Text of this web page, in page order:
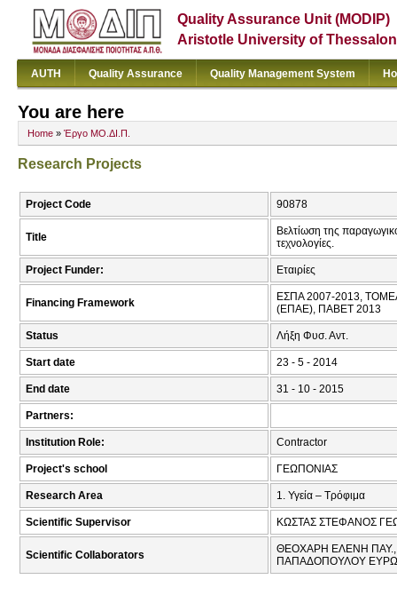
Quality Assurance Unit (MODIP)
Aristotle University of
AUTH Quality Assurance Quality Management System
You are here
Home » Έργο ΜΟ.ΔΙ.Π.
Research Projects
Project Code 90878
Title
Βελτίωση της
τεχνολογίες.
Project Funder: Εταιρίες
Financing Framework
ΕΣΠΑ 2007-2013,
(ΕΠΑΕ), ΠΑΒΕΤ 2013
Status Λήξη Φυσ. Αντ.
Start date 23 - 5 - 2014
End date 31 - 10 - 2015
Partners:
Institution Role: Contractor
Project's school ΓΕΩΠΟΝΙΑΣ
Research Area 1. Υγεία – Τρόφιμα
Scientific Supervisor ΚΩΣΤΑΣ ΣΤΕΦΑΝΟΣ
Scientific Collaborators
ΘΕΟΧΑΡΗ ΕΛΕΝΗ
ΠΑΠΑΔΟΠΟΥΛΟΥ